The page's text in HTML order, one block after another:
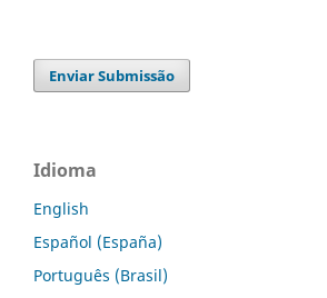
Enviar Submissão
Idioma
English
Español (España)
Português (Brasil)